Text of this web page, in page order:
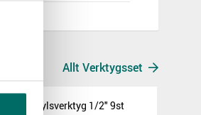
Allt Verktygsset